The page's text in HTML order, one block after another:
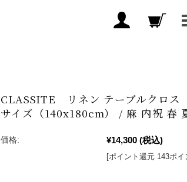
CLASSITE リネン テーブルクロ
サイズ（140x180cm） / 麻 内祝 春
価格: ¥14,300 (税込)
[ポイント還元 143ポイ